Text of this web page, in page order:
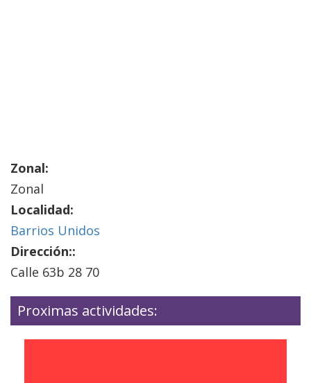
Zonal:
Zonal
Localidad:
Barrios Unidos
Dirección::
Calle 63b 28 70
Proximas actividades: